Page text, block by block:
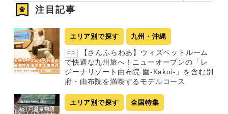
注目記事
エリア別で探す 九州・沖縄
PR
【さんふらわあ】ウィズペットルーム
で快適な九州旅へ！ニューオープンの「レ
ジーナリゾート由布院 圍-Kakoi-」を含む別
府・由布院を満喫するモデルコース
エリア別で探す 全国特集